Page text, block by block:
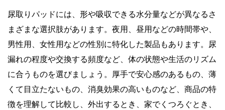
尿取りパッドには、形や吸収できる水分量などが異なるさ
まざまな選択肢があります。夜用、昼用などの時間帯や、
男性用、女性用などの性別に特化した製品もあります。尿
漏れの程度や交換する頻度など、体の状態や生活のリズム
に合うものを選びましょう。厚手で安心感のあるもの、薄
くて目立たないもの、消臭効果の高いものなど、商品の特
徴を理解して比較し、外出するとき、家でくつろぐとき、